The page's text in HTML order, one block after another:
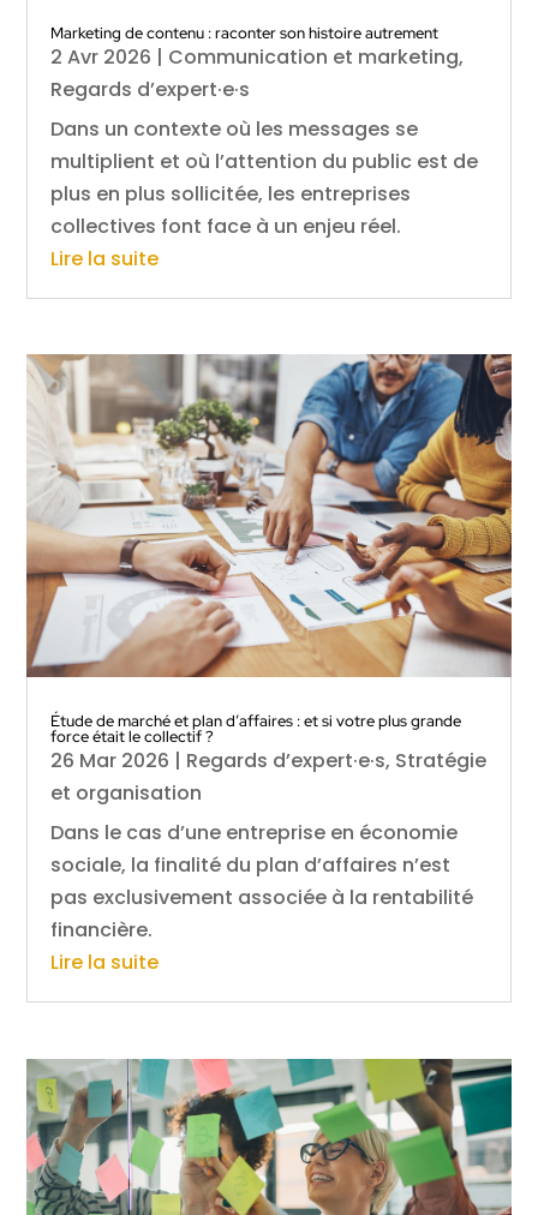
Marketing de contenu : raconter son histoire autrement
2 Avr 2026 | Communication et marketing,
Regards d’expert·e·s
Dans un contexte où les messages se
multiplient et où l’attention du public est de
plus en plus sollicitée, les entreprises
collectives font face à un enjeu réel.
Lire la suite
Étude de marché et plan d’affaires : et si votre plus grande
force était le collectif ?
26 Mar 2026 | Regards d’expert·e·s, Stratégie
et organisation
Dans le cas d’une entreprise en économie
sociale, la finalité du plan d’affaires n’est
pas exclusivement associée à la rentabilité
financière.
Lire la suite